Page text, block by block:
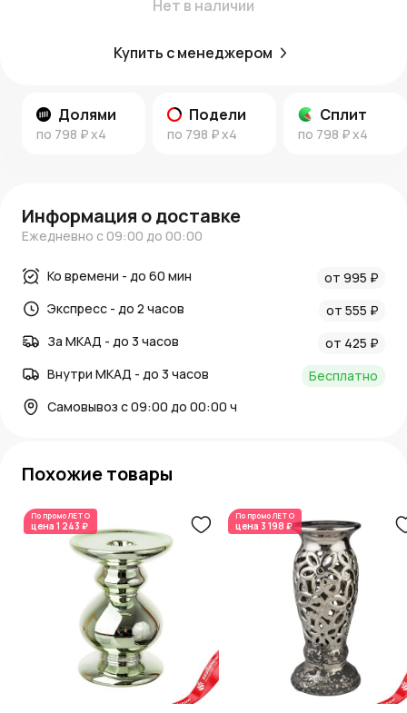
Нет в наличии
Купить с менеджером
Долями
по 798 ₽x4
Подели
по 798 ₽x4
Сплит
по 798 ₽x4
Информация о доставке
Ежедневно с 09:00 до 00:00
Ко времени - до 60 мин
от 995 ₽
Экспресс - до 2 часов
от 555 ₽
За МКАД - до 3 часов
от 425 ₽
Внутри МКАД - до 3 часов
Бесплатно
Самовывоз с 09:00 до 00:00 ч
Похожие товары
По промоЛЕТО
цена 1 243 ₽
По промоЛЕТО
цена 3 198 ₽